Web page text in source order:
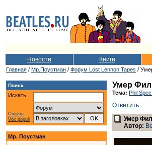
Новости Книги
Главная / Мр.Поустман / Форум Lost Lennon Tapes /
Поиск
Искать:
Советы
Vox populi
Мр. Поустман
Умер Фил
Тема: Phil
Ответить
Умер
Автор: